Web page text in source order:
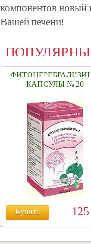
компонентов
Вашей печени!
КАПСУЛЫ № 20
Купить